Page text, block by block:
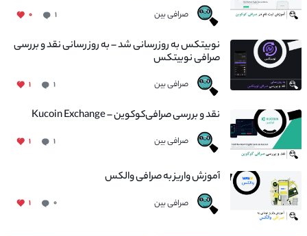
صرافی بین ۱ ۰
نوبیتکس به روزرسانی شد – به روز رسانی نقد و بررسی
صرافی نوبیتکس
صرافی بین ۱ ۱
نقد و بررسی صرافی‌کوکوین – Kucoin Exchange
صرافی بین ۱ ۱
آموزش واریز به صرافی والکس
صرافی بین ۰ ۱